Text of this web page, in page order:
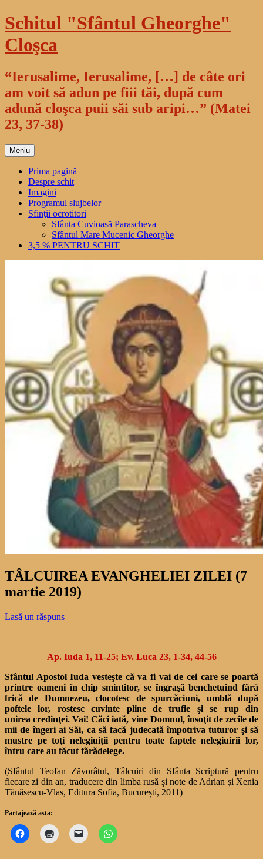
Sari
la
conținut
Schitul "Sfântul Gheorghe"
Cloşca
“Ierusalime, Ierusalime, […] de câte ori
am voit să adun pe fiii tăi, după cum
adună cloşca puii săi sub aripi…” (Matei
23, 37-38)
Meniu
Prima pagină
Despre schit
Imagini
Programul slujbelor
Sfinţii ocrotitori
Sfânta Cuvioasă Parascheva
Sfântul Mare Mucenic Gheorghe
3,5 % PENTRU SCHIT
TÂLCUIREA EVANGHELIEI ZILEI (7
martie 2019)
Lasă un răspuns
Ap. Iuda 1, 11-25; Ev. Luca 23, 1-34, 44-56
Sfântul Apostol Iuda vesteşte că va fi vai de cei care se poartă
printre oameni în chip smintitor, se îngraşă benchetuind fără
frică de Dumnezeu, clocotesc de spurcăciuni, umblă după
poftele lor, rostesc cuvinte pline de trufie şi se rup din
unirea credinţei. Vai! Căci iată, vine Domnul, însoţit de zecile de
mii de îngeri ai Săi, ca să facă judecată împotriva tuturor şi să
mustre pe toţi nelegiuiţii pentru toate faptele nelegiuirii lor,
întru care au făcut fărădelege.
(Sfântul Teofan Zăvorâtul, Tâlcuiri din Sfânta Scriptură pentru
fiecare zi din an, traducere din limba rusă și note de Adrian și Xenia
Tănăsescu-Vlas, Editura Sofia, București, 2011)
Partajează asta: